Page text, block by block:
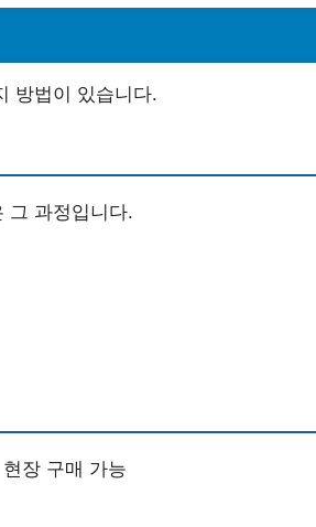
방법이 있습니다.
그 과정입니다.
장 구매 가능